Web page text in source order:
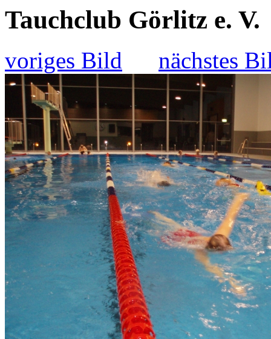
Tauchclub Görlitz e. V.
voriges Bild nächstes